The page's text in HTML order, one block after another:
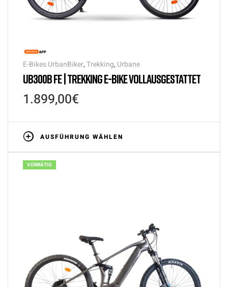
E-Bikes UrbanBiker,Trekking, Urbane
UB300B FE | TREKKING E-BIKE VOLLAUSGESTATTET
1.899,00€
AUSFÜHRUNG WÄHLEN
VORRÄTIG